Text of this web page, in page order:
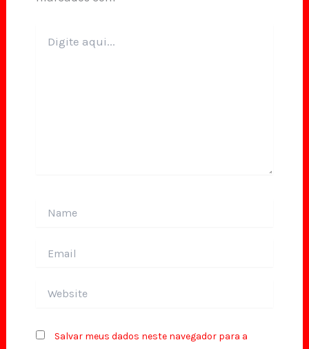
aqui...
Salvar meus dados neste navegador para a